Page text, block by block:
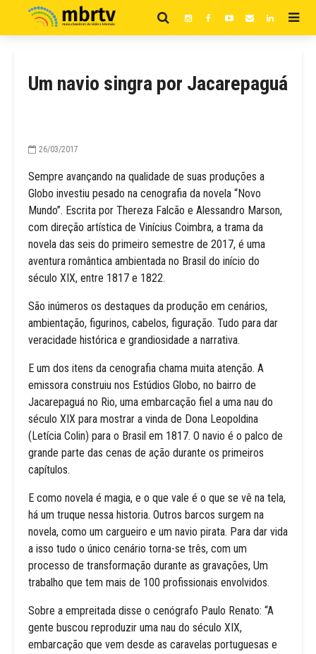
Um navio singra por Jacarepaguá
26/03/2017
Sempre avançando na qualidade de suas produções a
Globo investiu pesado na cenografia da novela “Novo
Mundo”. Escrita por Thereza Falcão e Alessandro Marson,
com direção artística de Vinícius Coimbra, a trama da
novela das seis do primeiro semestre de 2017, é uma
aventura romântica ambientada no Brasil do início do
século XIX, entre 1817 e 1822.
São inúmeros os destaques da produção em cenários,
ambientação, figurinos, cabelos, figuração. Tudo para dar
veracidade histórica e grandiosidade a narrativa.
E um dos itens da cenografia chama muita atenção. A
emissora construiu nos Estúdios Globo, no bairro de
Jacarepaguá no Rio, uma embarcação fiel a uma nau do
século XIX para mostrar a vinda de Dona Leopoldina
(Letícia Colin) para o Brasil em 1817. O navio é o palco de
grande parte das cenas de ação durante os primeiros
capítulos.
E como novela é magia, e o que vale é o que se vê na tela,
há um truque nessa historia. Outros barcos surgem na
novela, como um cargueiro e um navio pirata. Para dar vida
a isso tudo o único cenário torna-se três, com um
processo de transformação durante as gravações, Um
trabalho que tem mais de 100 profissionais envolvidos.
Sobre a empreitada disse o cenógrafo Paulo Renato: “A
gente buscou reproduzir uma nau do século XIX,
embarcação que vem desde as caravelas portuguesas e